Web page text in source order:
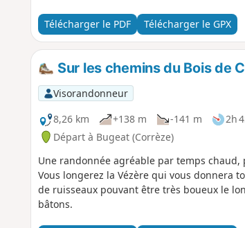
Télécharger le PDF Télécharger le GPX
Sur les chemins du Bois de
Visorandonneur
8,26 km
+138 m -141 m 2h
Départ à Bugeat (Corrèze)
Une randonnée agréable par temps chaud,
Vous longerez la Vézère qui vous donnera
de ruisseaux pouvant être très boueux le
bâtons.